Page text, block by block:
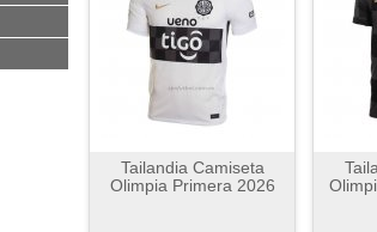
Tailandia Camiseta
Olimpia Primera 2026